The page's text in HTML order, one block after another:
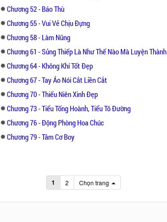
Chương 52 - Báo Thù
Chương 55 - Vui Vẻ Chịu Đựng
Chương 58 - Làm Nũng
Chương 61 - Sủng Thiếp Là Như Thế Nào Mà Luyện Thành
Chương 64 - Không Khí Tốt Đẹp
Chương 67 - Tay Áo Nói Cắt Liền Cắt
Chương 70 - Thiếu Niên Xinh Đẹp
Chương 73 - Tiểu Tống Hoành, Tiểu Tô Đường
Chương 76 - Động Phòng Hoa Chúc
Chương 79 - Tâm Cơ Boy
1 2 Chọn trang